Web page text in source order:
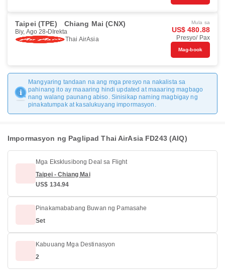
Taipei (TPE) Chiang Mai (CNX)
Biy, Ago 28 DIrekta
Thai AirAsia
Mula sa
US$ 480.88
Presyo/ Pax
Mag-book
Mangyaring tandaan na ang mga presyo na nakalista sa
pahinang ito ay maaaring hindi updated at maaaring magbago
nang walang paunang abiso. Sinisikap naming magbigay ng
pinakatumpak at kasalukuyang impormasyon.
Impormasyon ng Paglipad Thai AirAsia FD243 (AIQ)
Mga Eksklusibong Deal sa Flight
Taipei - Chiang Mai
US$ 134.94
Pinakamababang Buwan ng Pamasahe
Set
Kabuuang Mga Destinasyon
2